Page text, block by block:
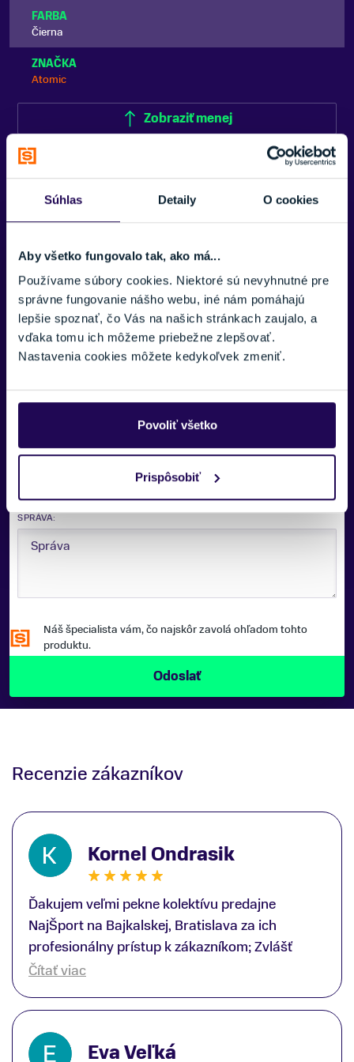
Súhlas Detaily O cookies
Aby všetko fungovalo tak, ako má...
Používame súbory cookies. Niektoré sú nevyhnutné pre
správne fungovanie nášho webu, iné nám pomáhajú
lepšie spoznať, čo Vás na našich stránkach zaujalo, a
vďaka tomu ich môžeme priebežne zlepšovať.
Nastavenia cookies môžete kedykoľvek zmeniť.
Povoliť všetko
Prispôsobiť
FARBA
Čierna
ZNAČKA
Atomic
Zobraziť menej
Potrebujete viac informácii? Sme tu
pre vás.
VAŠE MENO:
TELEFÓNNE ČÍSLO:
SPRÁVA:
Náš špecialista vám, čo najskôr zavolá ohľadom tohto
produktu.
Recenzie zákazníkov
Kornel Ondrasik
Ďakujem veľmi pekne kolektívu predajne
NajŠport na Bajkalskej, Bratislava za ich
profesionálny prístup k zákazníkom; Zvlášť
ďakujem špecialistovi Martinovi Gunišovi za
lyžiarskej obuvi, ako aj prilby.. všetko značka
Atomic; Pán Martin Guniš mi svojou
odbornosťou otvoril nové obzory a dozvedel
Čítať viac
Eva Veľká